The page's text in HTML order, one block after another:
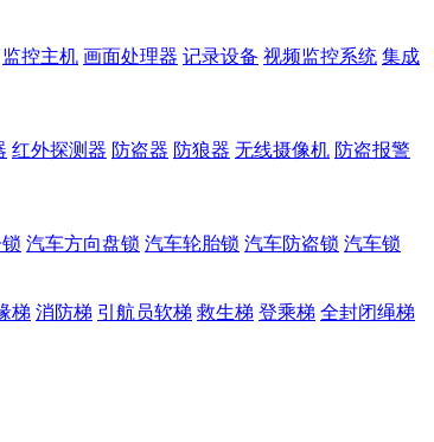
监控主机 画面处理器 记录设备 视频监控系统 集成
红外探测器 防盗器 防狼器 无线摄像机 防盗报警
汽车方向盘锁 汽车轮胎锁 汽车防盗锁 汽车锁
梯 消防梯 引航员软梯 救生梯 登乘梯 全封闭绳梯